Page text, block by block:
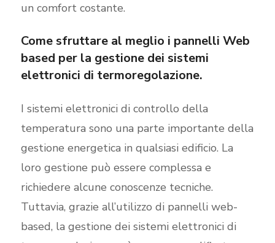
un comfort costante.
Come sfruttare al meglio i pannelli Web
based per la gestione dei sistemi
elettronici di termoregolazione.
I sistemi elettronici di controllo della
temperatura sono una parte importante della
gestione energetica in qualsiasi edificio. La
loro gestione può essere complessa e
richiedere alcune conoscenze tecniche.
Tuttavia, grazie all’utilizzo di pannelli web-
based, la gestione dei sistemi elettronici di